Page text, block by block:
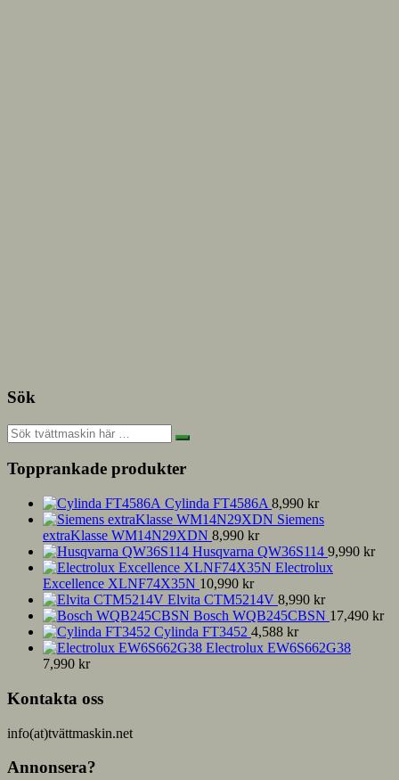
Sök
Topprankade produkter
Cylinda FT4586A 8,990 kr
Siemens
extraKlasse WM14N29XDN 8,990 kr
Husqvarna QW36S114 9,990 kr
Electrolux
Excellence XLNF74X35N 10,990 kr
Elvita CTM5214V 8,990 kr
Bosch WQB245CBSN 17,490 kr
Cylinda FT3452 4,588 kr
Electrolux EW6S662G38
7,990 kr
Kontakta oss
info(at)tvättmaskin.net
Annonsera?